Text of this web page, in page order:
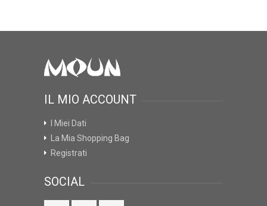
IL MIO ACCOUNT
I Miei Dati
La Mia Shopping Bag
Registrati
SOCIAL